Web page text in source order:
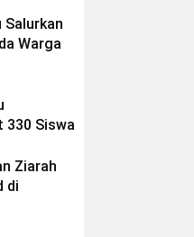
Salurkan
Warga
330 Siswa
Ziarah
di